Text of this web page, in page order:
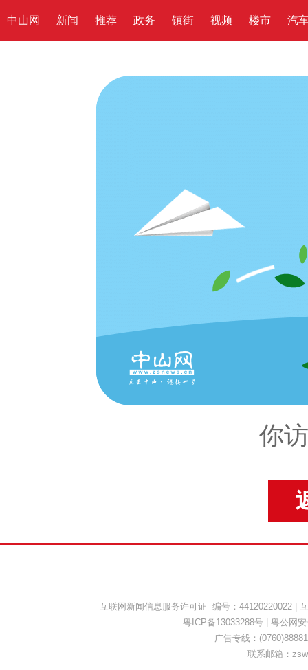
中山网 新闻 推荐 政务 镇街 视频 楼市 汽
你
互联网新闻信息服务许可证 编号：44120220022
粤ICP备13033288号| 粤公网
广告专线：
联系邮箱：